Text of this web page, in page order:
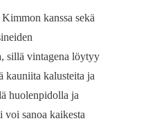
kanssa sekä
sillä vintagena löytyy
kauniita kalusteita ja
huolenpidolla ja
voi sanoa kaikesta